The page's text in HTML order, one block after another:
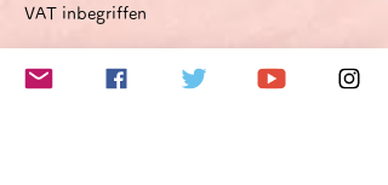
VAT inbegriffen